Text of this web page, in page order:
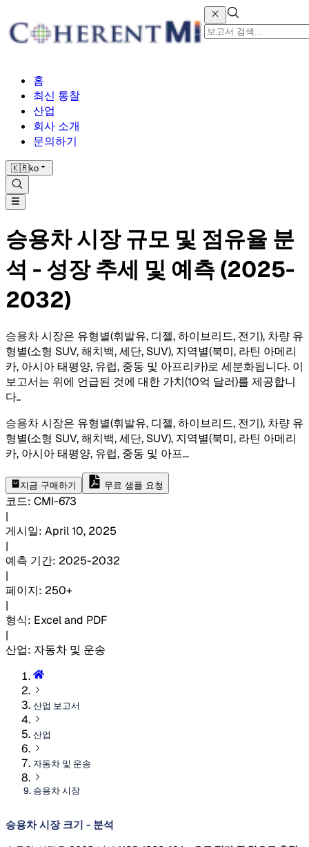
홈
최신 통찰
산업
회사 소개
문의하기
🇰🇷ko
승용차 시장 규모 및 점유율 분
석 - 성장 추세 및 예측 (2025-
2032)
승용차 시장은 유형별(휘발유, 디젤, 하이브리드, 전기), 차량 유
형별(소형 SUV, 해치백, 세단, SUV), 지역별(북미, 라틴 아메리
카, 아시아 태평양, 유럽, 중동 및 아프리카)로 세분화됩니다. 이
보고서는 위에 언급된 것에 대한 가치(10억 달러)를 제공합니
다..
승용차 시장은 유형별(휘발유, 디젤, 하이브리드, 전기), 차량 유
형별(소형 SUV, 해치백, 세단, SUV), 지역별(북미, 라틴 아메리
카, 아시아 태평양, 유럽, 중동 및 아프...
지금 구매하기 무료 샘플 요청
코드: CMI-673
|
게시일: April 10, 2025
|
예측 기간: 2025-2032
|
페이지: 250+
|
형식: Excel and PDF
|
산업: 자동차 및 운송
산업 보고서
산업
자동차 및 운송
승용차 시장
승용차 시장 크기 - 분석